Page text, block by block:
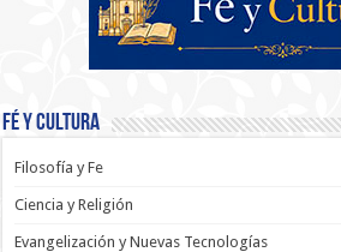
Fé y Cultura
Filosofía y Fe
Ciencia y Religión
Evangelización y Nuevas Tecnologías